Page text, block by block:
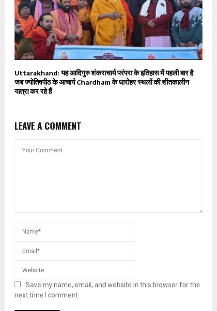
Uttarakhand: यह आदिगुरु शंकराचार्य परंपरा के इतिहास में पहली बार है
जब ज्योतिषपीठ के आचार्य Chardham के धारोहर स्थलों की शीतकालीन
यात्रा कर रहे हैं
LEAVE A COMMENT
Save my name, email, and website in this browser for the
next time I comment.